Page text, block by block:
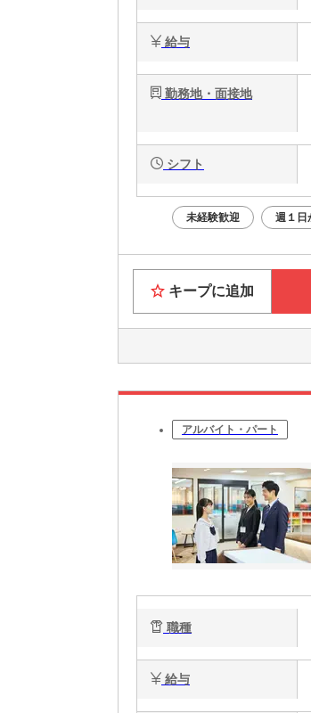
給与
勤務地・面接地
シフト
未経験歓迎 週１日
キープに追加
アルバイト・パート
職種
給与